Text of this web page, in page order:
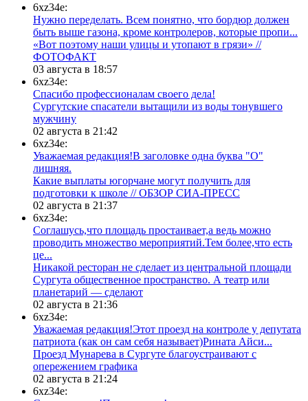
6xz34e:
Нужно переделать. Всем понятно, что бордюр должен
быть выше газона, кроме контролеров, которые пропи...
«Вот поэтому наши улицы и утопают в грязи» //
ФОТОФАКТ
03 августа в 18:57
6xz34e:
Спасибо профессионалам своего дела!
Сургутские спасатели вытащили из воды тонувшего
мужчину
02 августа в 21:42
6xz34e:
Уважаемая редакция!В заголовке одна буква "О"
лишняя.
Какие выплаты югорчане могут получить для
подготовки к школе // ОБЗОР СИА-ПРЕСС
02 августа в 21:37
6xz34e:
Соглашусь,что площадь простаивает,а ведь можно
проводить множество мероприятий.Тем более,что есть
це...
​Никакой ресторан не сделает из центральной площади
Сургута общественное пространство. А театр или
планетарий — сделают
02 августа в 21:36
6xz34e:
Уважаемая редакция!Этот проезд на контроле у депутата
патриота (как он сам себя называет)Рината Айси...
​Проезд Мунарева в Сургуте благоустраивают с
опережением графика
02 августа в 21:24
6xz34e: